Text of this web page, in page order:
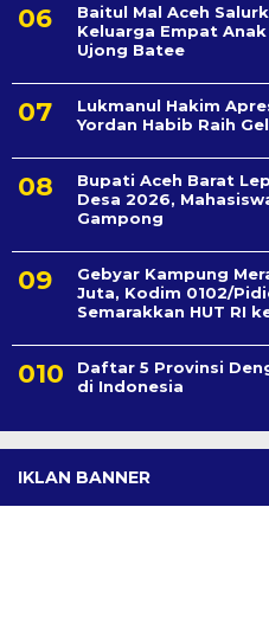
Baitul Mal Aceh
Keluarga Empat
Ujong Batee
Lukmanul Hakim
Yordan Habib Raih
Bupati Aceh Barat
Desa 2026,
Gampong
Gebyar Kampung
Juta, Kodim 0102/
Semarakkan HUT RI
Daftar 5 Provinsi
di Indonesia
IKLAN BANNER